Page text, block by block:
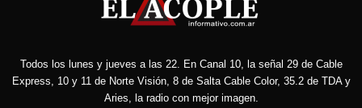
Todos los lunes y jueves a las 22. En Canal 10, la señal 29 de Cable
Express, 10 y 11 de Norte Visión, 8 de Salta Cable Color, 35.2 de TDA y
Aries, la radio con mejor imagen.